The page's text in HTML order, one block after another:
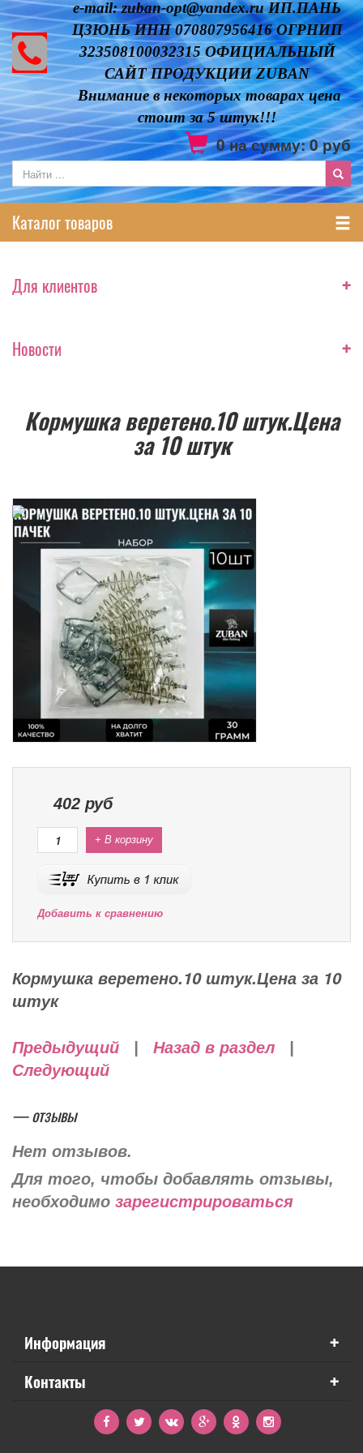
e-mail: zuban-opt@yandex.ru ИП.ПАНЬ
ЦЗЮНЬ ИНН 070807956416 ОГРНИП
323508100032315 ОФИЦИАЛЬНЫЙ
САЙТ ПРОДУКЦИИ ZUBAN
Внимание в некоторых товарах цена
стоит за 5 штук!!!
0на сумму:0руб
Каталог товаров
Для клиентов +
Новости +
Кормушка веретено.10 штук.Цена
за 10 штук
402 руб
+ В корзину
Добавить к сравнению
Кормушка веретено.10 штук.Цена за 10
штук
Предыдущий Назад в раздел
Следующий
— отзывы
Нет отзывов.
Для того, чтобы добавлять отзывы,
необходимо зарегистрироваться
Информация +
Контакты +